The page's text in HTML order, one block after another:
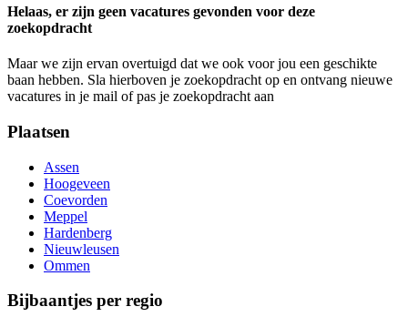
Helaas, er zijn geen vacatures gevonden voor deze
zoekopdracht
Maar we zijn ervan overtuigd dat we ook voor jou een geschikte
baan hebben. Sla hierboven je zoekopdracht op en ontvang nieuwe
vacatures in je mail of pas je zoekopdracht aan
Plaatsen
Assen
Hoogeveen
Coevorden
Meppel
Hardenberg
Nieuwleusen
Ommen
Bijbaantjes per regio